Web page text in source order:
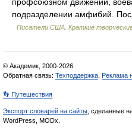
подразделении амфибий.
Писатели США. Краткие
© Академик, 2000-2026
Обратная связь: Техподдержка Реклама
👣 Путешествия
Экспорт словарей на сайты , сделанные
WordPress, MODx.